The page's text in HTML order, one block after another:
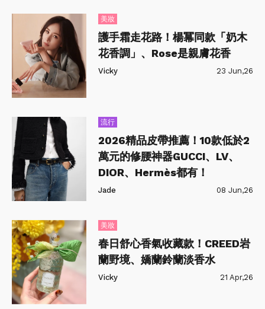
美妝
護手霜走花路！楊冪同款「奶木
花香調」、Rose是親膚花香
Vicky 23 Jun,26
流行
2026精品皮帶推薦！10款低於2
萬元的修腰神器GUCCI、LV、
DIOR、Hermès都有！
Jade 08 Jun,26
美妝
春日舒心香氣收藏款！CREED岩
蘭野境、嬌蘭鈴蘭淡香水
Vicky 21 Apr,26